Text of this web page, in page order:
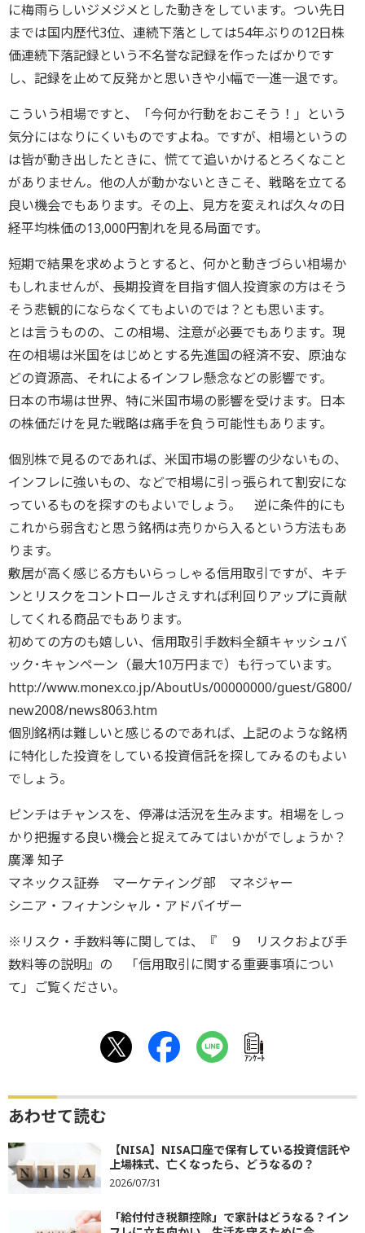
に梅雨らしいジメジメとした動きをしています。つい先日
までは国内歴代3位、連続下落としては54年ぶりの12日株
価連続下落記録という不名誉な記録を作ったばかりです
し、記録を止めて反発かと思いきや小幅で一進一退です。
こういう相場ですと、「今何か行動をおこそう！」という
気分にはなりにくいものですよね。ですが、相場というの
は皆が動き出したときに、慌てて追いかけるとろくなこと
がありません。他の人が動かないときこそ、戦略を立てる
良い機会でもあります。その上、見方を変えれば久々の日
経平均株価の13,000円割れを見る局面です。
短期で結果を求めようとすると、何かと動きづらい相場か
もしれませんが、長期投資を目指す個人投資家の方はそう
そう悲観的にならなくてもよいのでは？とも思います。
とは言うものの、この相場、注意が必要でもあります。現
在の相場は米国をはじめとする先進国の経済不安、原油な
どの資源高、それによるインフレ懸念などの影響です。
日本の市場は世界、特に米国市場の影響を受けます。日本
の株価だけを見た戦略は痛手を負う可能性もあります。
個別株で見るのであれば、米国市場の影響の少ないもの、
インフレに強いもの、などで相場に引っ張られて割安にな
っているものを探すのもよいでしょう。 逆に条件的にも
これから弱含むと思う銘柄は売りから入るという方法もあ
ります。
敷居が高く感じる方もいらっしゃる信用取引ですが、キチ
ンとリスクをコントロールさえすれば利回りアップに貢献
してくれる商品でもあります。
初めての方のも嬉しい、信用取引手数料全額キャッシュバ
ック･キャンペーン（最大10万円まで）も行っています。
http://www.monex.co.jp/AboutUs/00000000/guest/G800/
new2008/news8063.htm
個別銘柄は難しいと感じるのであれば、上記のような銘柄
に特化した投資をしている投資信託を探してみるのもよい
でしょう。
ピンチはチャンスを、停滞は活況を生みます。相場をしっ
かり把握する良い機会と捉えてみてはいかがでしょうか？
廣澤 知子
マネックス証券 マーケティング部 マネジャー
シニア・フィナンシャル・アドバイザー
※リスク・手数料等に関しては、『 ９ リスクおよび手
数料等の説明』の 「信用取引に関する重要事項につい
て」ご覧ください。
ｱﾝｹｰﾄ
あわせて読む
【NISA】NISA口座で保有している投資信託や
上場株式、亡くなったら、どうなるの？
2026/07/31
「給付付き税額控除」で家計はどうなる？イン